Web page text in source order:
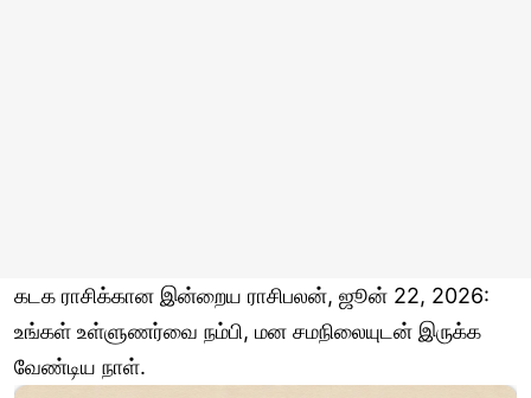
கடக ராசிக்கான இன்றைய ராசிபலன், ஜூன் 22, 2026:
உங்கள் உள்ளுணர்வை நம்பி, மன சமநிலையுடன் இருக்க
வேண்டிய நாள்.